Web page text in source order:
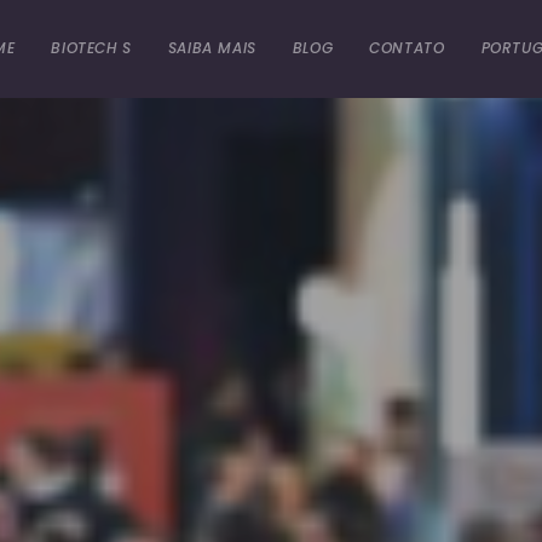
BIOTECH S SAIBA MAIS BLOG CONTATO